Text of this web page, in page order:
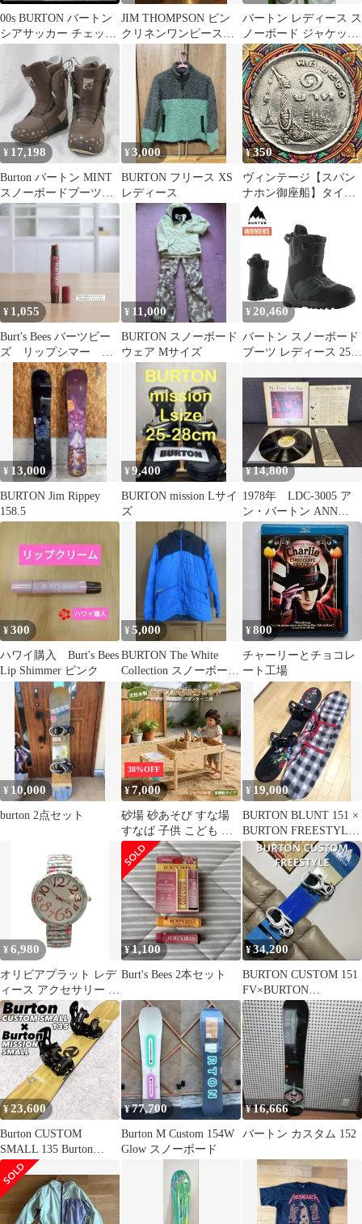
00s BURTON バートン
シアサッカー チェック
シャツ 半袖 緑 ベージ
JIM THOMPSON ピン
クリネンワンピース新
バートン レディース ス
ノーボード ジャケット
パンツ 上下セット Sサ
イズ
¥ 17,198
Burton バートン MINT
スノーボードブーツ
22.5㎝
¥3,000
BURTON フリース XS
レディース
¥350
ヴィンテージ【スパン
ナホン御座船】タイ最
長の王室御座船1バーツ
1977年限定
¥ 1,055
Burt's Bees バーツビー
ズ リップシマー
Rhubarb ルバーブ
¥ 11,000
BURTON スノーボード
ウェア Mサイズ
¥ 20,460
バートン スノーボード
ブーツ レディース 25-
W26JP-106271 Womens
Mint Snowboard ウィメ
ンズ スピードゾーン ス
ピードレース スノーボ
ードギア 2025-2026 正
規品
¥ 13,000
BURTON Jim Rippey
158.5
¥9,400
BURTON mission Lサイ
ズ
¥14,800
1978年 LDC-3005 ア
ン・バートン ANN
BURTON 45rpm
¥300
ハワイ購入 Burt's Bees
Lip Shimmer ピンク
¥5,000
BURTON The White
Collection スノーボード
ウェアM
¥800
チャーリーとチョコレ
ート工場
¥ 10,000
burton 2点セット
38%OFF
¥7,000
砂場 砂あそび すな場
すなば 子供 こども 庭
遊具 キッズ ガーデンフ
ァニチャー コンパクト
杉 スギ 防虫処理 小学
生 女の子 男の子 キッ
ズ 知育玩具 プレゼント
¥ 19,000
BURTON BLUNT 151 ×
BURTON FREESTYLE
M
¥6,980
オリビアプラット レデ
ィース アクセサリー 腕
時計 フラワー柄 フラワ
ー Olivia Pratt Mint
Floral Big Dial Easy
Reader Watch Floral Elas
¥1,100
Burt's Bees 2本セット
¥34,200
BURTON CUSTOM 151
FV×BURTON
FREESTYLE M
¥23,600
Burton CUSTOM
SMALL 135 Burton
MISSION
¥77,700
Burton M Custom 154W
Glow スノーボード
¥16,666
バートン カスタム 152